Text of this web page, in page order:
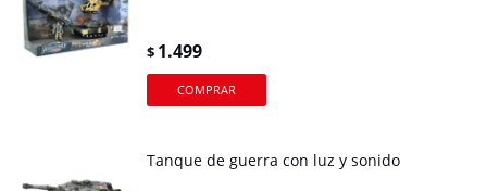
$ 1.499
Tanque de guerra con luz y sonido